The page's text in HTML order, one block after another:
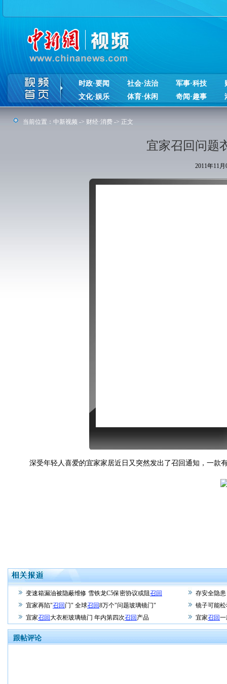
时政·要闻 社会·法治 军事·科技
文化·娱乐
体育·休闲 奇闻·趣事
当前位置： 中新视频 -> 财经·消费 -> 正文
宜家召回问题
2011年11
深受年轻人喜爱的宜家家居近日又突然发出了召回通知，一款
变速箱漏油被隐蔽维修 雪铁龙C5保密协议或阻召回
存安全隐
宜家再陷"召回 门" 全球召回8万个"问题玻璃镜门"
镜子可能
宜家召回大衣柜玻璃镜门 年内第四次召回 产品 宜家召回
跟帖评论